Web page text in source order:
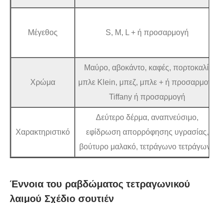
Μέγεθος S, M, L + ή προσαρμογή
Χρώμα
Μαύρο, αβοκάντο, καφές, πορτοκαλί,
μπλε Klein, μπεζ, μπλε + ή προσαρμογή
Tiffany ή προσαρμογή
Χαρακτηριστικό
Δεύτερο δέρμα, αναπνεύσιμο,
εφίδρωση απορρόφησης υγρασίας,
βούτυρο μαλακό, τετράγωνο τετράγωνο
Έννοια του ραβδώματος τετραγωνικού
λαιμού Σχέδιο σουτιέν